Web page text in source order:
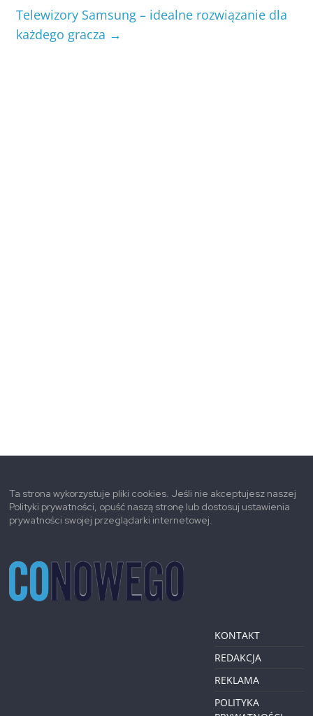
Telewizory Samsung – idealne rozwiązanie dla
każdego gracza →
Ta strona wykorzystuje pliki cookies. Jeśli nie akceptujesz naszej
Polityki prywatności, opuść naszą stronę lub dostosuj ustawienia
prywatności swojej przeglądarki internetowej.
KONTAKT
REDAKCJA
REKLAMA
POLITYKA